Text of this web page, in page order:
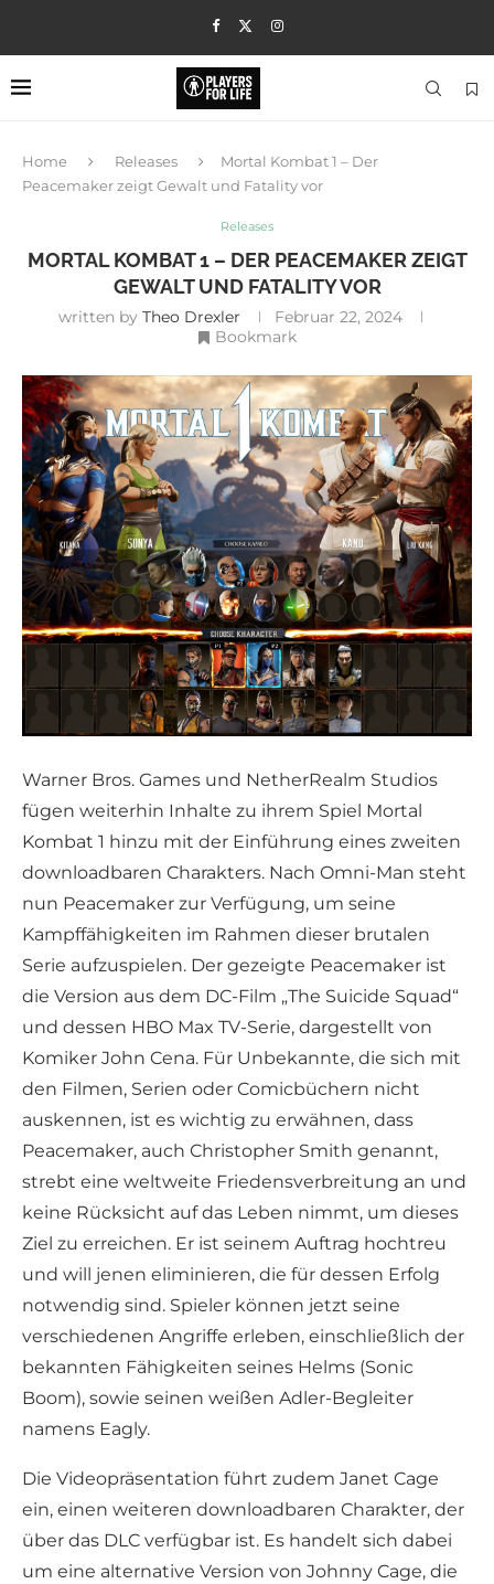
Home Releases
Mortal Kombat 1 – Der
Peacemaker zeigt Gewalt und Fatality vor
Releases
MORTAL KOMBAT 1 – DER PEACEMAKER ZEIGT
GEWALT UND FATALITY VOR
written by Theo Drexler
Februar 22, 2024
Bookmark
Warner Bros. Games und NetherRealm Studios
fügen weiterhin Inhalte zu ihrem Spiel Mortal
Kombat 1 hinzu mit der Einführung eines zweiten
downloadbaren Charakters. Nach Omni-Man steht
nun Peacemaker zur Verfügung, um seine
Kampffähigkeiten im Rahmen dieser brutalen
Serie aufzuspielen. Der gezeigte Peacemaker ist
die Version aus dem DC-Film „The Suicide Squad“
und dessen HBO Max TV-Serie, dargestellt von
Komiker John Cena. Für Unbekannte, die sich mit
den Filmen, Serien oder Comicbüchern nicht
auskennen, ist es wichtig zu erwähnen, dass
Peacemaker, auch Christopher Smith genannt,
strebt eine weltweite Friedensverbreitung an und
keine Rücksicht auf das Leben nimmt, um dieses
Ziel zu erreichen. Er ist seinem Auftrag hochtreu
und will jenen eliminieren, die für dessen Erfolg
notwendig sind. Spieler können jetzt seine
verschiedenen Angriffe erleben, einschließlich der
bekannten Fähigkeiten seines Helms (Sonic
Boom), sowie seinen weißen Adler-Begleiter
namens Eagly.
Die Videopräsentation führt zudem Janet Cage
ein, einen weiteren downloadbaren Charakter, der
über das DLC verfügbar ist. Es handelt sich dabei
um eine alternative Version von Johnny Cage, die